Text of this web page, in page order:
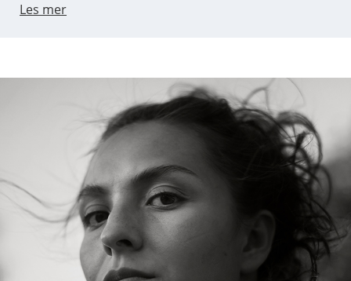
Les mer